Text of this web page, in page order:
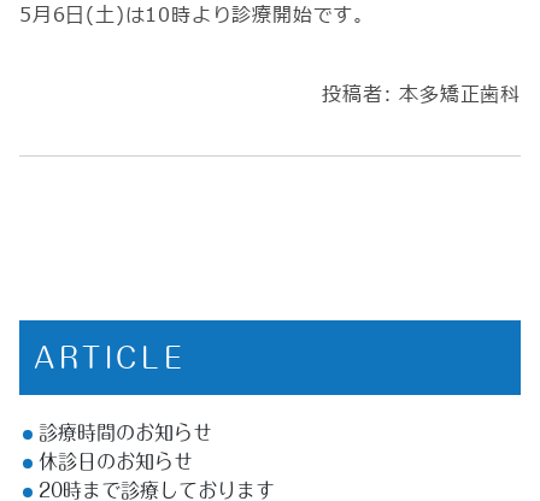
5月6日(土)は10時より診療開始です。
投稿者:本多矯正歯科
ARTICLE
診療時間のお知らせ
休診日のお知らせ
20時まで診療しております